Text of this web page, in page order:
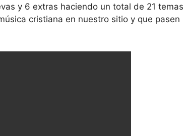
y 6 extras haciendo un total de 21 temas
cristiana en nuestro sitio y que pasen